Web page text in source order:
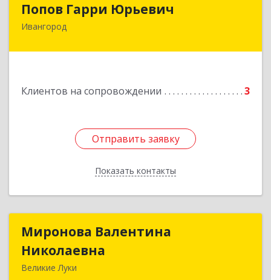
Попов Гарри Юрьевич
Ивангород
Клиентов на сопровождении 3
Отправить заявку
Показать контакты
Отправить заявку
Назад
Миронова Валентина
Николаевна
Великие Луки
Миронова Валентина